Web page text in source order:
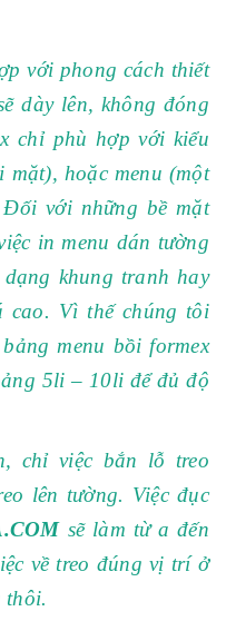
với phong cách thiết
dày lên, không đóng
chỉ phù hợp với kiểu
mặt), hoặc menu (một
với những bề mặt
in menu dán tường
khung tranh hay
cao. Vì thế chúng tôi
menu bồi formex
5li – 10li để đủ độ
chỉ việc bắn lỗ treo
lên tường. Việc đục
sẽ làm từ a đến
về treo đúng vị trí ở
thôi.